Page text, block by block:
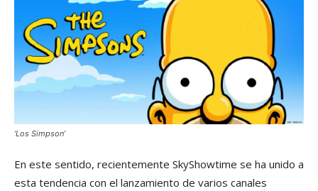
‘Los Simpson’
En este sentido, recientemente SkyShowtime se ha unido a
esta tendencia con el lanzamiento de varios canales